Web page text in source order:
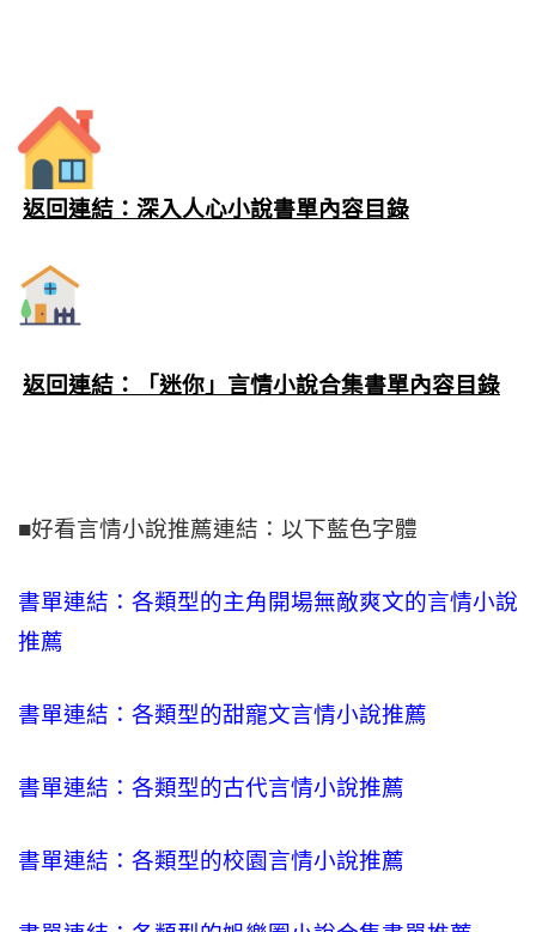
返回連結：深入人心小說書單內容目錄
返回連結：「迷你」言情小說合集書單內容目錄
■好看言情小說推薦連結：以下藍色字體
書單連結：各類型的主角開場無敵爽文的言情小說
推薦
書單連結：各類型的甜寵文言情小說推薦
書單連結：各類型的古代言情小說推薦
書單連結：各類型的校園言情小說推薦